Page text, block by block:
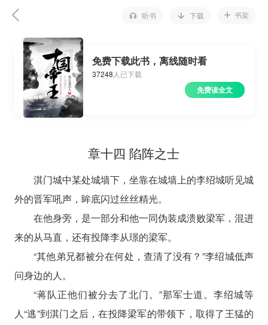
听书 下载 书架
免费下载此书，离线随时看
37248 人已下载
免费读全文
章十四 陷阵之士
淇门城中某处城墙下，坐靠在城墙上的李绍城听见城
外的晋军吼声，眸底闪过丝丝精光。
在他身旁，是一部分和他一同伪装成溃败梁军，混进
来的从马直，还有投降李从璟的梁军。
“其他弟兄都被分在何处，查清了没有？”李绍城低声
问身边的人。
“蒋队正他们被分去了北门。”那军士道。李绍城等
人“逃”到淇门之后，在投降梁军的带领下，取得了王猛的